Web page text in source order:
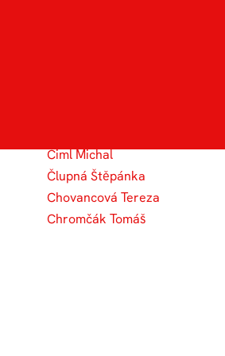
Ciml Michal
Člupná Štěpánka
Chovancová Tereza
Chromčák Tomáš